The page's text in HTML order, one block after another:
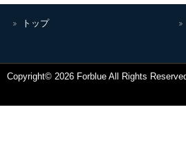
トップ
Copyright© 2026 Forblue All Rights